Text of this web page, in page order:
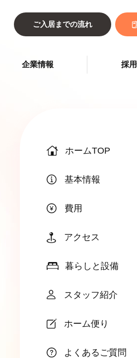
ご入居までの流れ
企業情報 採
ホームTOP
基本情報
費用
アクセス
暮らしと設備
スタッフ紹介
ホーム便り
よくあるご質問